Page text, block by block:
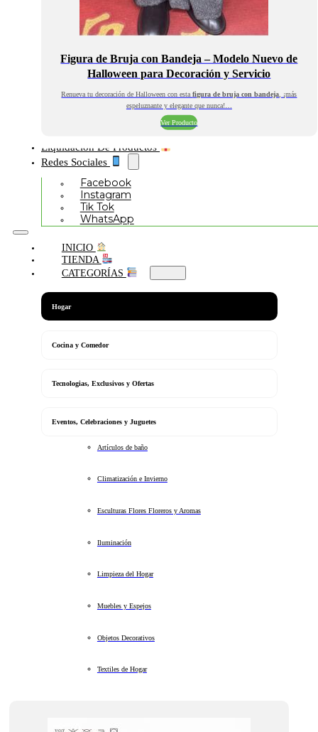
Figura de Bruja con Bandeja – Modelo Nuevo de
Halloween para Decoración y Servicio
Renueva tu decoración de Halloween con estafigura de bruja con bandeja , ¡más
espeluznante y elegante que nunca!…
Ver Producto
Liquidación De Productos
Redes Sociales
Facebook
Instagram
Tik Tok
WhatsApp
INICIO
TIENDA
CATEGORÍAS
Hogar
Cocina y Comedor
Tecnologias, Exclusivos y Ofertas
Eventos, Celebraciones y Juguetes
Artículos de baño
Climatización e Invierno
Esculturas Flores Floreros y Aromas
Iluminación
Limpieza del Hogar
Muebles y Espejos
Objetos Decorativos
Textiles de Hogar